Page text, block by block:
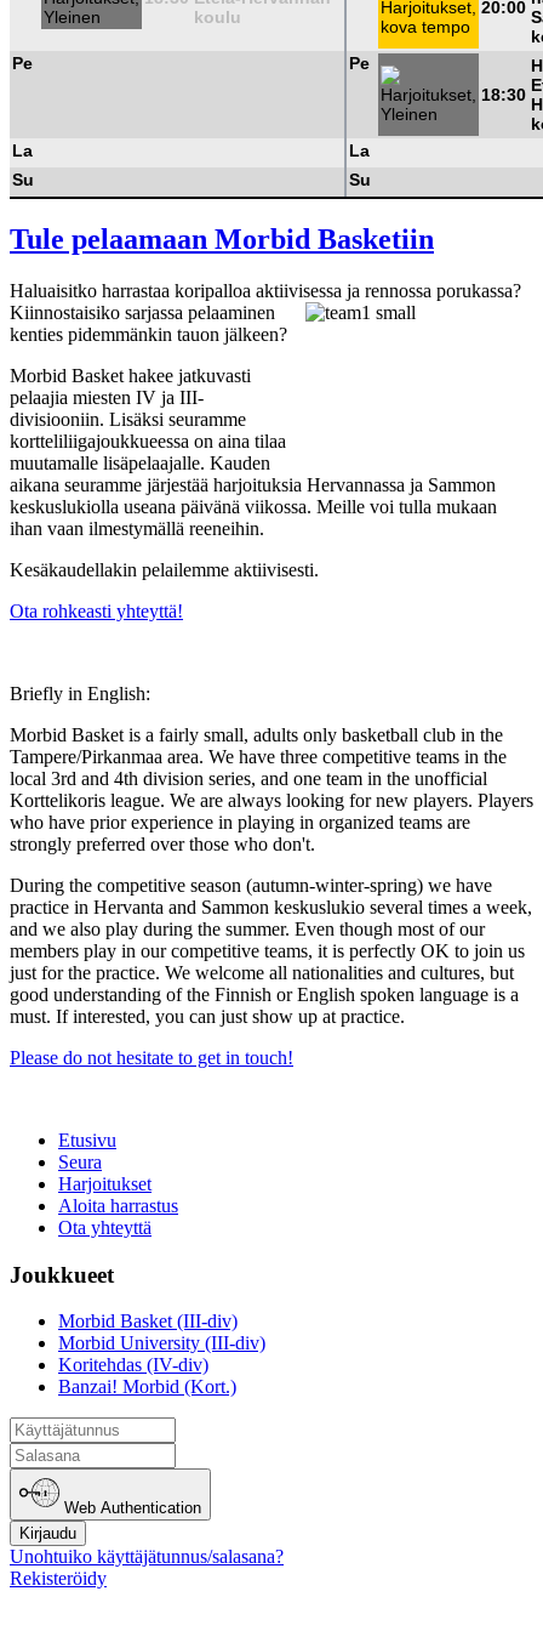
koulu
20:00
Pe
Pe
18:30
La
La
Su
Su
Tule pelaamaan Morbid Basketiin
Haluaisitko harrastaa koripalloa aktiivisessa ja rennossa porukassa?
Kiinnostaisiko sarjassa pelaaminen
kenties pidemmänkin tauon jälkeen?
Morbid Basket hakee jatkuvasti
pelaajia miesten IV ja III-
divisiooniin. Lisäksi seuramme
kortteliliigajoukkueessa on aina tilaa
muutamalle lisäpelaajalle. Kauden
aikana seuramme järjestää harjoituksia Hervannassa ja Sammon
keskuslukiolla useana päivänä viikossa. Meille voi tulla mukaan
ihan vaan ilmestymällä reeneihin.
Kesäkaudellakin pelailemme aktiivisesti.
Ota rohkeasti yhteyttä!
Briefly in English:
Morbid Basket is a fairly small, adults only basketball club in the
Tampere/Pirkanmaa area. We have three competitive teams in the
local 3rd and 4th division series, and one team in the unofficial
Korttelikoris league. We are always looking for new players. Players
who have prior experience in playing in organized teams are
strongly preferred over those who don't.
During the competitive season (autumn-winter-spring) we have
practice in Hervanta and Sammon keskuslukio several times a week,
and we also play during the summer. Even though most of our
members play in our competitive teams, it is perfectly OK to join us
just for the practice. We welcome all nationalities and cultures, but
good understanding of the Finnish or English spoken language is a
must. If interested, you can just show up at practice.
Please do not hesitate to get in touch!
Etusivu
Seura
Harjoitukset
Aloita harrastus
Ota yhteyttä
Joukkueet
Morbid Basket (III-div)
Morbid University (III-div)
Koritehdas (IV-div)
Banzai! Morbid (Kort.)
Web Authentication
Kirjaudu
Unohtuiko käyttäjätunnus/salasana?
Rekisteröidy